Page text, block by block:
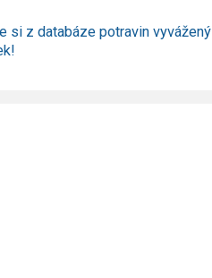
si z databáze potravin vyvážený